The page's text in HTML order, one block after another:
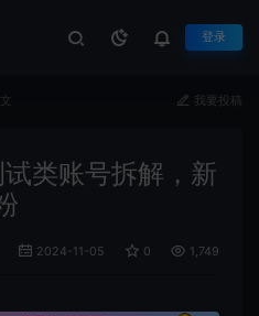
登录
我要投稿
类账号拆解，新
2024-11-05 0 1,749